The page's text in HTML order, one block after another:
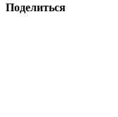
Поделиться